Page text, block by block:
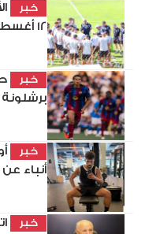
خبر
12 أغسطس
خبر
خبر
أنباء
خبر